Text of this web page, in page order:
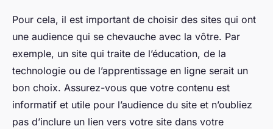
Pour cela, il est important de choisir des sites qui ont
une audience qui se chevauche avec la vôtre. Par
exemple, un site qui traite de l’éducation, de la
technologie ou de l’apprentissage en ligne serait un
bon choix. Assurez-vous que votre contenu est
informatif et utile pour l’audience du site et n’oubliez
pas d’inclure un lien vers votre site dans votre